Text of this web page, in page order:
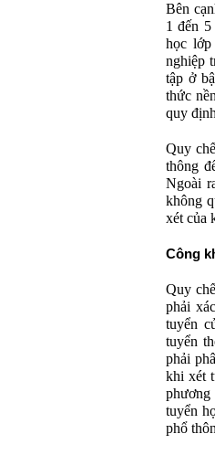
Bên
1 đến
học
nghiệp
tập ở
thức
quy
Quy
thông
Ngoài
không
xét của
Công
Quy
phải
tuyển
tuyển
phải
khi xét
tuyển
phổ